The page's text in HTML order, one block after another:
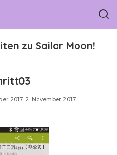
zu Sailor Moon!
2017 2. November 2017